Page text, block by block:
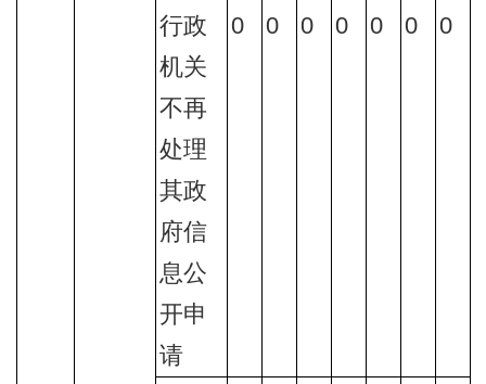
行政
机关
不再
处理
其政
府信
息公
开申
请
0 0 0 0 0 0 0